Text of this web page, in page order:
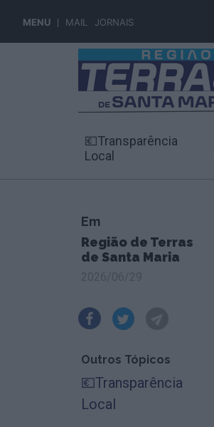
MENU MAIL JORNAIS
💶Transparência
Local
Em
Região de Terras
de Santa Maria
Outros Tópicos
💶Transparência
Local